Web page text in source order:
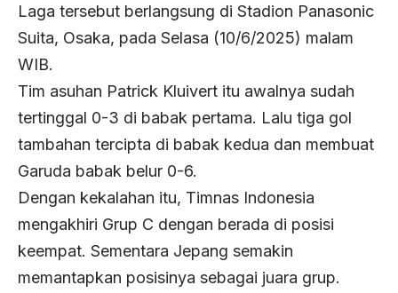
Laga tersebut berlangsung di Stadion Panasonic
Suita, Osaka, pada Selasa (10/6/2025) malam
WIB.
Tim asuhan Patrick Kluivert itu awalnya sudah
tertinggal 0-3 di babak pertama. Lalu tiga gol
tambahan tercipta di babak kedua dan membuat
Garuda babak belur 0-6.
Dengan kekalahan itu, Timnas Indonesia
mengakhiri Grup C dengan berada di posisi
keempat. Sementara Jepang semakin
memantapkan posisinya sebagai juara grup.